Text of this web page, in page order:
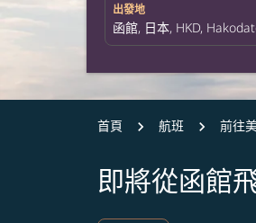
出發地
首頁 航班 前往
即將從函館
無符合您設定條件的票